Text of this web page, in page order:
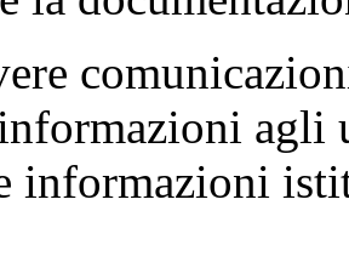
agli
informazioni